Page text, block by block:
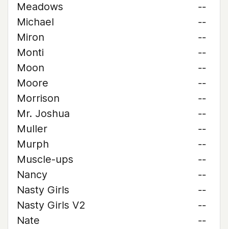
Meadows
--
Michael
--
Miron
--
Monti
--
Moon
--
Moore
--
Morrison
--
Mr. Joshua
--
Muller
--
Murph
--
Muscle-ups
--
Nancy
--
Nasty Girls
--
Nasty Girls V2
--
Nate
--